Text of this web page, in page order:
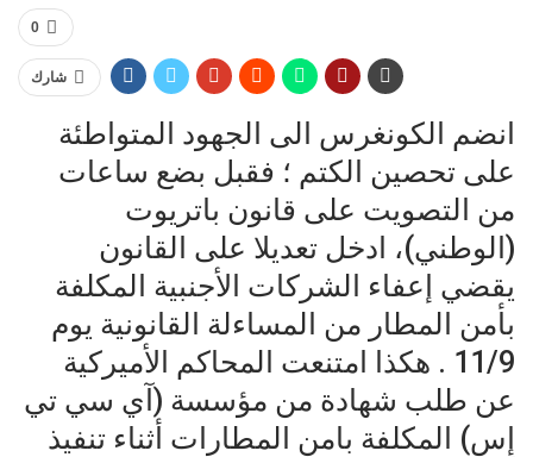
0
شارك
انضم الكونغرس الى الجهود المتواطئة
على تحصين الكتم ؛ فقبل بضع ساعات
من التصويت على قانون باتريوت
(الوطني)، ادخل تعديلا على القانون
يقضي إعفاء الشركات الأجنبية المكلفة
بأمن المطار من المساءلة القانونية يوم
11/9 . هكذا امتنعت المحاكم الأميركية
عن طلب شهادة من مؤسسة (آي سي تي
إٍس) المكلفة بامن المطارات أثناء تنفيذ